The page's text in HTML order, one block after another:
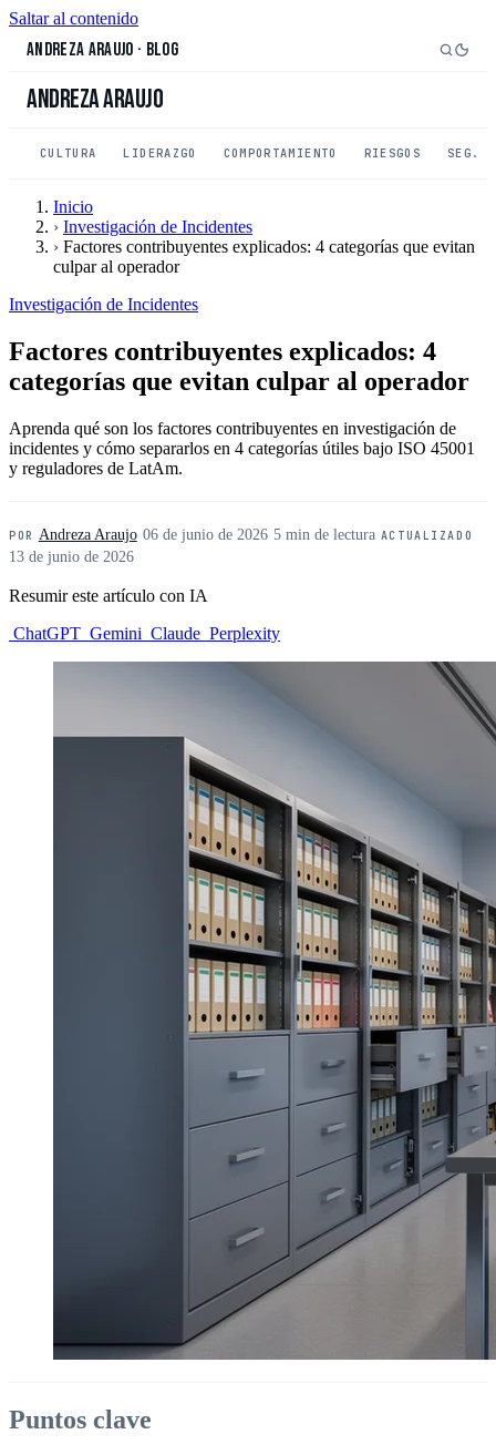
Saltar al contenido
Andreza Araujo · Blog
Andreza Araujo
CULTURA LIDERAZGO COMPORTAMIENTO RIESGOS SEG.
Inicio
› Investigación de Incidentes
› Factores contribuyentes explicados: 4 categorías que evitan
culpar al operador
Investigación de Incidentes
Factores contribuyentes explicados: 4
categorías que evitan culpar al operador
Aprenda qué son los factores contribuyentes en investigación de
incidentes y cómo separarlos en 4 categorías útiles bajo ISO 45001
y reguladores de LatAm.
POR Andreza Araujo· 06 de junio de 2026· 5 min de lectura· ACTUALIZADO
13 de junio de 2026
Resumir este artículo con IA
ChatGPT Gemini Claude Perplexity
Puntos clave